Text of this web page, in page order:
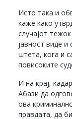
Исто така и
каже како
случајот
јавност виде
штета, кога и
повисоките
И на крај,
Абази да
ова
правдата, да